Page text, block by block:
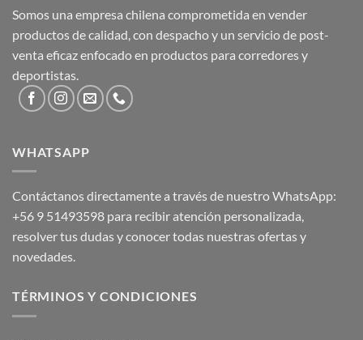
Somos una empresa chilena comprometida en vender
productos de calidad, con despacho y un servicio de post-
venta eficaz enfocado en productos para corredores y
deportistas.
WHATSAPP
Contáctanos directamente a través de nuestro WhatsApp:
+56 9 51493598 para recibir atención personalizada,
resolver tus dudas y conocer todas nuestras ofertas y
novedades.
TÉRMINOS Y CONDICIONES